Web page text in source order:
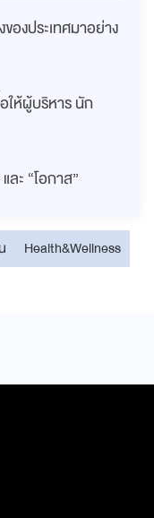
องประเทศมาอย่าง
ให้ผู้บริหาร นัก
ะ “โอกาส”
Health&Wellness